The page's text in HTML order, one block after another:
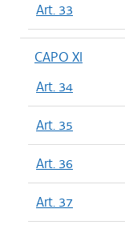
Art. 33
CAPO XI
Art. 34
Art. 35
Art. 36
Art. 37